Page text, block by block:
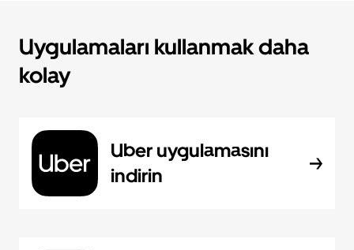
Uygulamaları kullanmak daha
kolay
Uber uygulamasını
indirin